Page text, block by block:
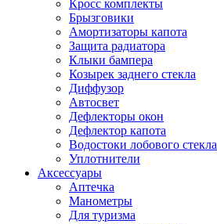
Кросс комплекты
Брызговики
Амортизаторы капота
Защита радиатора
Клыки бампера
Козырек заднего стекла
Диффузор
Автосвет
Дефлекторы окон
Дефлектор капота
Водостоки лобового стекла
Уплотнители
Аксессуары
Аптечка
Манометры
Для туризма